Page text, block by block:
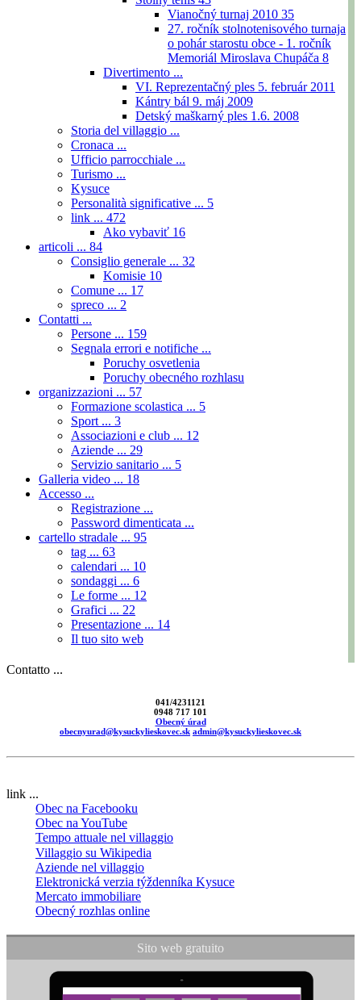
Vianočný turnaj 2010 35
27. ročník stolnotenisového turnaja
o pohár starostu obce - 1. ročník
Memoriál Miroslava Chupáča 8
Divertimento ...
VI. Reprezentačný ples 5. február 2011
Kántry bál 9. máj 2009
Detský maškarný ples 1.6. 2008
Storia del villaggio ...
Cronaca ...
Ufficio parrocchiale ...
Turismo ...
Kysuce
Personalità significative ... 5
link ... 472
Ako vybaviť 16
articoli ... 84
Consiglio generale ... 32
Komisie 10
Comune ... 17
spreco ... 2
Contatti ...
Persone ... 159
Segnala errori e notifiche ...
Poruchy osvetlenia
Poruchy obecného rozhlasu
organizzazioni ... 57
Formazione scolastica ... 5
Sport ... 3
Associazioni e club ... 12
Aziende ... 29
Servizio sanitario ... 5
Galleria video ... 18
Accesso ...
Registrazione ...
Password dimenticata ...
cartello stradale ... 95
tag ... 63
calendari ... 10
sondaggi ... 6
Le forme ... 12
Grafici ... 22
Presentazione ... 14
Il tuo sito web
Contatto ...
041/4231121
0948 717 101
Obecný úrad
obecnyurad@kysuckylieskovec.sk admin@kysuckylieskovec.sk
link ...
Obec na Facebooku
Obec na YouTube
Tempo attuale nel villaggio
Villaggio su Wikipedia
Aziende nel villaggio
Elektronická verzia týždenníka Kysuce
Mercato immobiliare
Obecný rozhlas online
Sito web gratuito